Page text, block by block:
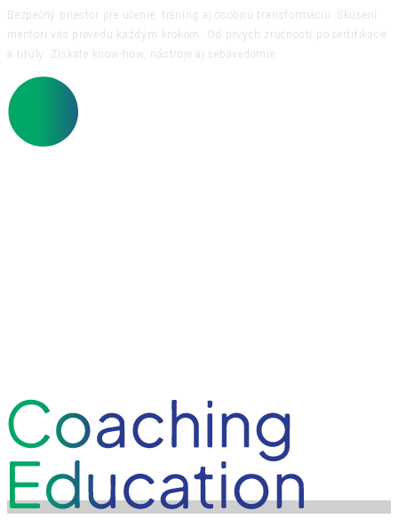
Bezpečný priestor pre učenie, tréning aj osobnú transformáciu. Skúsení
mentori vás prevedú každým krokom. Od prvých zručností po certifikácie
a tituly. Získate know-how, nástroje aj sebavedomie.